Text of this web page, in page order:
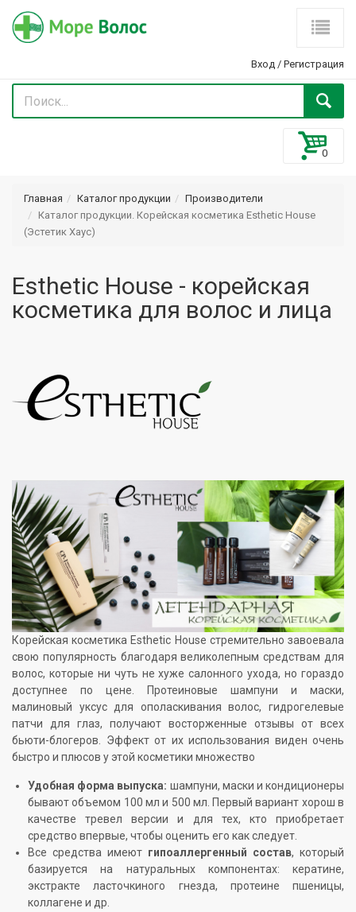
Вход / Регистрация
Главная Каталог продукции
Производители
Каталог продукции. Корейская косметика Esthetic House
(Эстетик Хаус)
Esthetic House - корейская
косметика для волос и лица
Корейская косметика Esthetic House стремительно завоевала
свою популярность благодаря великолепным средствам для
волос, которые ни чуть не хуже салонного ухода, но гораздо
доступнее по цене. Протеиновые шампуни и маски,
малиновый уксус для ополаскивания волос, гидрогелевые
патчи для глаз, получают восторженные отзывы от всех
бьюти-блогеров. Эффект от их использования виден очень
быстро и плюсов у этой косметики множество
Удобная форма выпуска: шампуни, маски и кондиционеры
бывают объемом 100 мл и 500 мл. Первый вариант хорош в
качестве тревел версии и для тех, кто приобретает
средство впервые, чтобы оценить его как следует.
Все средства имеют гипоаллергенный состав, который
базируется на натуральных компонентах: кератине,
экстракте ласточкиного гнезда, протеине пшеницы,
коллагене и др.